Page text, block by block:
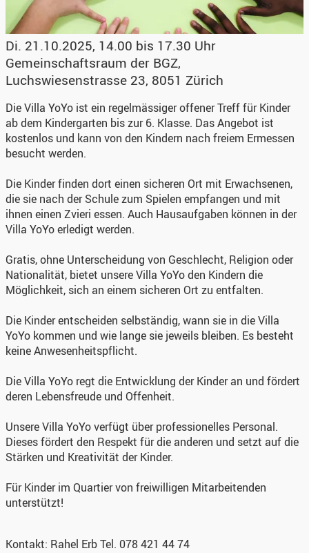
Di. 21.10.2025, 14.00 bis 17.30 Uhr
Gemeinschaftsraum der BGZ,
Luchswiesenstrasse 23, 8051 Zürich
Die Villa YoYo ist ein regelmässiger offener Treff für Kinder
ab dem Kindergarten bis zur 6. Klasse. Das Angebot ist
kostenlos und kann von den Kindern nach freiem Ermessen
besucht werden.
Die Kinder finden dort einen sicheren Ort mit Erwachsenen,
die sie nach der Schule zum Spielen empfangen und mit
ihnen einen Zvieri essen. Auch Hausaufgaben können in der
Villa YoYo erledigt werden.
Gratis, ohne Unterscheidung von Geschlecht, Religion oder
Nationalität, bietet unsere Villa YoYo den Kindern die
Möglichkeit, sich an einem sicheren Ort zu entfalten.
Die Kinder entscheiden selbständig, wann sie in die Villa
YoYo kommen und wie lange sie jeweils bleiben. Es besteht
keine Anwesenheitspflicht.
Die Villa YoYo regt die Entwicklung der Kinder an und fördert
deren Lebensfreude und Offenheit.
Unsere Villa YoYo verfügt über professionelles Personal.
Dieses fördert den Respekt für die anderen und setzt auf die
Stärken und Kreativität der Kinder.
Für Kinder im Quartier von freiwilligen Mitarbeitenden
unterstützt!
Kontakt: Rahel Erb Tel. 078 421 44 74